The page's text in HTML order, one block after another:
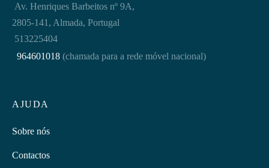
AJUDA
Sobre nós
Contactos
Av. Henriques Barbeitos nº 9A,
2805-141, Almada, Portugal
513225404
964601018 (chamada para a rede móvel nacional)